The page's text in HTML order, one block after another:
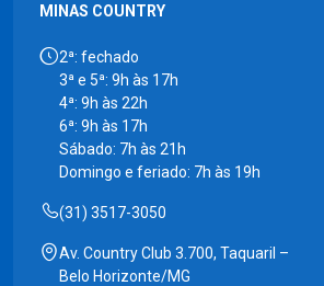
MINAS COUNTRY
2ª: fechado
3ª e 5ª: 9h às 17h
4ª: 9h às 22h
6ª: 9h às 17h
Sábado: 7h às 21h
Domingo e feriado: 7h às 19h
(31) 3517-3050
Av. Country Club 3.700, Taquaril –
Belo Horizonte/MG